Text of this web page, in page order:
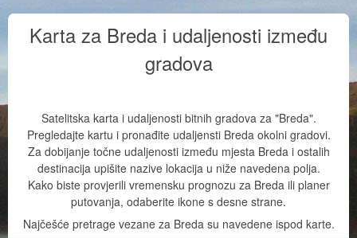
Karta za Breda i udaljenosti između
gradova
Satelitska karta i udaljenosti bitnih gradova za "Breda".
Pregledajte kartu i pronađite udaljensti Breda okolni gradovi.
Za dobijanje točne udaljenosti između mjesta Breda i ostalih
destinacija upišite nazive lokacija u niže navedena polja.
Kako biste provjerili vremensku prognozu za Breda ili planer
putovanja, odaberite ikone s desne strane.
Najčešće pretrage vezane za Breda su navedene ispod karte.